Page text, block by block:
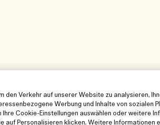
den Verkehr auf unserer Website zu analysieren,
Werbung und Inhalte von sozialen
Cookie-Einstellungen auswählen oder weitere
auf Personalisieren klicken. Weitere Informationen